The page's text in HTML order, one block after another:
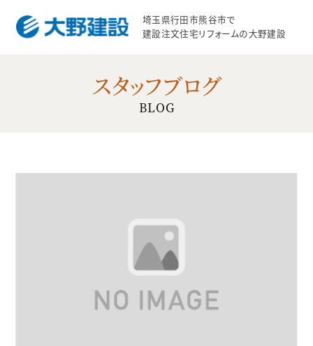
埼玉県行田市熊谷市で
建設注文住宅リフォームの大野建設
スタッフブログ
BLOG